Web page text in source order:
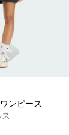
ンピース